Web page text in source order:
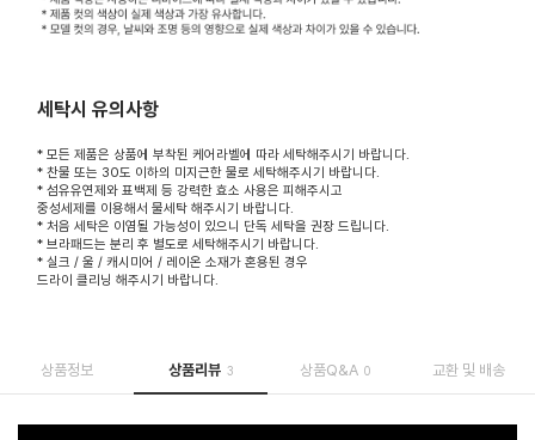
세탁시 유의사항
* 모든 제품은 상품에 부착된 케어라벨에 따라 세탁해주시기 바랍니다.
* 찬물 또는 30도 이하의 미지근한 물로 세탁해주시기 바랍니다.
* 섬유유연제와 표백제 등 강력한 효소 사용은 피해주시고
중성세제를 이용해서 물세탁 해주시기 바랍니다.
* 처음 세탁은 이염될 가능성이 있으니 단독 세탁을 권장 드립니다.
* 브라패드는 분리 후 별도로 세탁해주시기 바랍니다.
* 실크 / 울 / 캐시미어 / 레이온 소재가 혼용된 경우
드라이 클리닝 해주시기 바랍니다.
상품정보 상품리뷰 3 상품Q&A 0 교환 및 배송